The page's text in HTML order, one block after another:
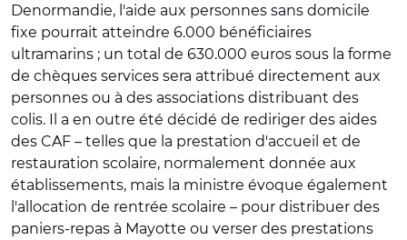
Denormandie, l'aide aux personnes sans domicile
fixe pourrait atteindre 6.000 bénéficiaires
ultramarins ; un total de 630.000 euros sous la forme
de chèques services sera attribué directement aux
personnes ou à des associations distribuant des
colis. Il a en outre été décidé de rediriger des aides
des CAF – telles que la prestation d'accueil et de
restauration scolaire, normalement donnée aux
établissements, mais la ministre évoque également
l'allocation de rentrée scolaire – pour distribuer des
paniers-repas à Mayotte ou verser des prestations